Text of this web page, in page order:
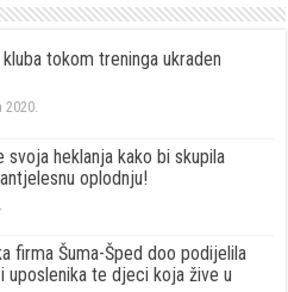
kluba tokom treninga ukraden
2020.
svoja heklanja kako bi skupila
oplodnju!
firma Šuma-Šped doo podijelila
uposlenika te djeci koja žive u